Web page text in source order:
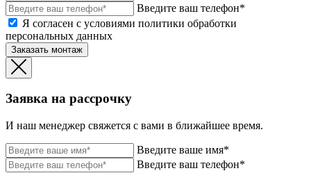
Введите ваш телефон*
Я согласен с условиями политики обработки
персональных данных
Заказать монтаж
Заявка на рассрочку
И наш менеджер свяжется с вами в ближайшее время.
Введите ваше имя*
Введите ваш телефон*